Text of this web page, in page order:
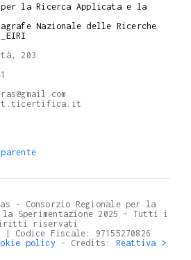
per la Ricerca Applicata e la
Nazionale delle Ricerche
203
- Consorzio Regionale per la
Sperimentazione 2025 – Tutti i
riservati
| Codice Fiscale: 97155270826
policy - Credits: Reattiva >